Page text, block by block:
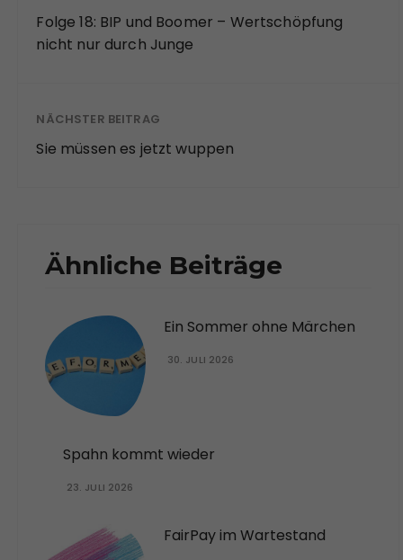
Folge 18: BIP und Boomer – Wertschöpfung
nicht nur durch Junge
NÄCHSTER BEITRAG
Sie müssen es jetzt wuppen
Ähnliche Beiträge
Ein Sommer ohne Märchen
30. JULI 2026
Spahn kommt wieder
23. JULI 2026
FairPay im Wartestand